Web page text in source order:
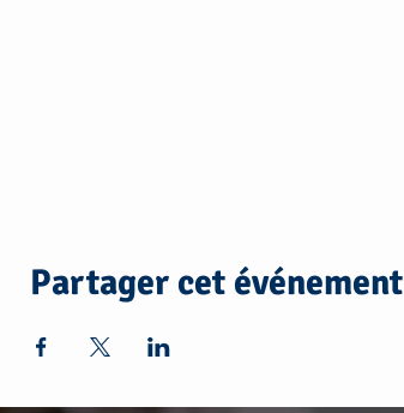
Partager cet événement